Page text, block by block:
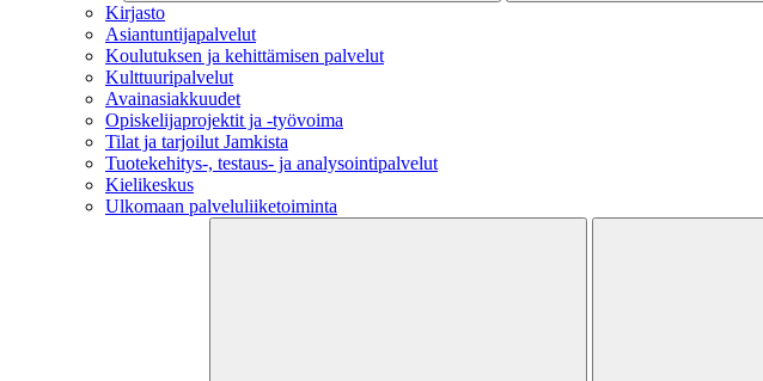
Kirjasto
Asiantuntijapalvelut
Koulutuksen ja kehittämisen palvelut
Kulttuuripalvelut
Avainasiakkuudet
Opiskelijaprojektit​ ja -työvoima
Tilat ja tarjoilut Jamkista
Tuotekehitys-, testaus- ja analysointipalvelut
Kielikeskus
Ulkomaan palveluliiketoiminta